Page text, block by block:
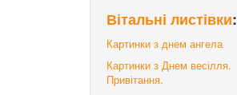
Вітальні листівки:
Картинки з днем ангела
Картинки з Днем весілля.
Привітання.